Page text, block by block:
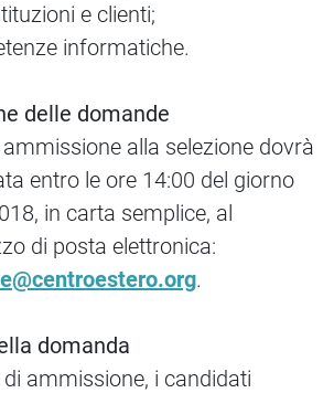
e clienti;
informatiche.
delle domande
alla selezione dovrà
entro le ore 14:00 del giorno
in carta semplice, al
di posta elettronica:
.
domanda
ammissione, i candidati